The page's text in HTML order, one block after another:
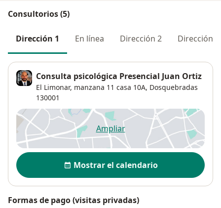
Consultorios (5)
Dirección 1 En línea Dirección 2 Dirección 3
Consulta psicológica Presencial Juan Ortiz
El Limonar, manzana 11 casa 10A, Dosquebradas
130001
Ampliarse abre en una nueva
Disponibilidad
Mostrar el calendario
Formas de pago (visitas privadas)